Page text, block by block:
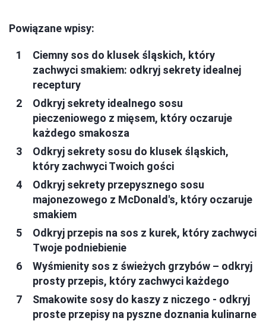
Powiązane wpisy:
Ciemny sos do klusek śląskich, który
zachwyci smakiem: odkryj sekrety idealnej
receptury
Odkryj sekrety idealnego sosu
pieczeniowego z mięsem, który oczaruje
każdego smakosza
Odkryj sekrety sosu do klusek śląskich,
który zachwyci Twoich gości
Odkryj sekrety przepysznego sosu
majonezowego z McDonald's, który oczaruje
smakiem
Odkryj przepis na sos z kurek, który zachwyci
Twoje podniebienie
Wyśmienity sos z świeżych grzybów – odkryj
prosty przepis, który zachwyci każdego
Smakowite sosy do kaszy z niczego - odkryj
proste przepisy na pyszne doznania kulinarne